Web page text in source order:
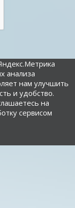
анализа
нам улучшить
и удобство.
на
сервисом